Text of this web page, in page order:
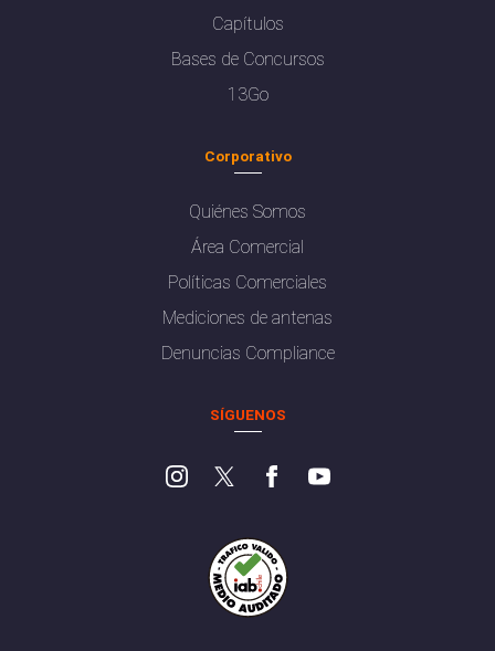
Capítulos
Bases de Concursos
13Go
Corporativo
Quiénes Somos
Área Comercial
Políticas Comerciales
Mediciones de antenas
Denuncias Compliance
SÍGUENOS